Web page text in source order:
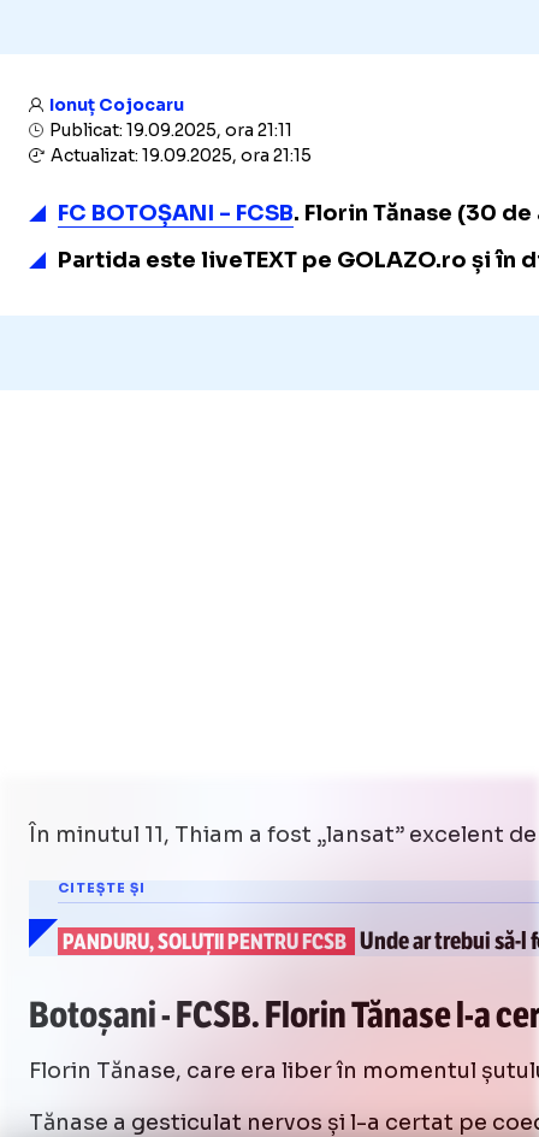
Ionuț Cojocaru
Publicat: 19.09.2025, ora 21:11
Actualizat: 19.09.2025, ora 21:15
FC BOTOȘANI - FCSB. Florin Tănase (30
Partida este liveTEXT pe GOLAZO.ro și în
În minutul 11, Thiam a fost „lansat” excelent
CITEȘTE ȘI
PANDURU, SOLUȚII PENTRU FCSB Unde ar trebuisă-l
Botoșani - FCSB. Florin Tănasel-a
Florin Tănase, care era liber în momentul
Tănase a gesticulat nervos și l-a certat pe